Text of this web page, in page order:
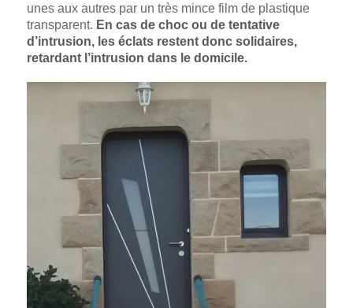
unes aux autres par un très mince film de plastique
transparent. En cas de choc ou de tentative
d’intrusion, les éclats restent donc solidaires,
retardant l’intrusion dans le domicile.